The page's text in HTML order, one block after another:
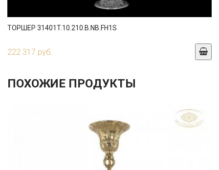
ТОРШЕР 31401T.10.210.B.NB.FH1S
222 317 руб.
ПОХОЖИЕ ПРОДУКТЫ